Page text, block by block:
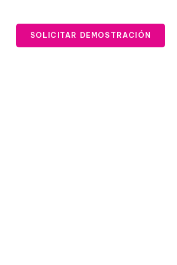
SOLICITAR DEMOSTRACIÓN